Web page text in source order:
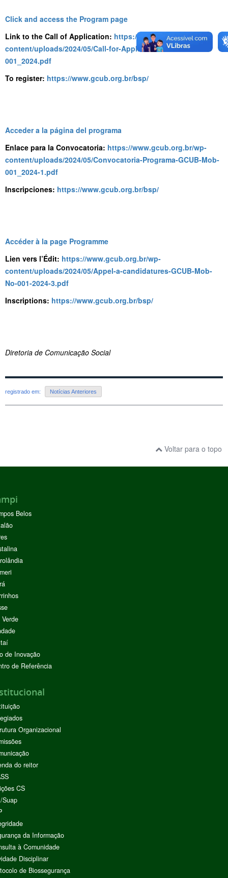
Click and access the Program page
Link to the Call of Application: https://www.gcub.org.br/wp-
content/uploads/2024/05/Call-for-Application-GCUB-Mob-
001_2024.pdf
To register: https://www.gcub.org.br/bsp/
Acceder a la página del programa
Enlace para la Convocatoria: https://www.gcub.org.br/wp-
content/uploads/2024/05/Convocatoria-Programa-GCUB-Mob-
001_2024-1.pdf
Inscripciones: https://www.gcub.org.br/bsp/
Accéder à la page Programme
Lien vers l’Édit: https://www.gcub.org.br/wp-
content/uploads/2024/05/Appel-a-candidatures-GCUB-Mob-
No-001-2024-3.pdf
Inscriptions: https://www.gcub.org.br/bsp/
Diretoria de Comunicação Social
registrado em: Notícias Anteriores
Voltar para o topo
Belos
de Inovação
de Referência
Organizacional
do reitor
CS
Suap
da Informação
à Comunidade
Disciplinar
de Biossegurança